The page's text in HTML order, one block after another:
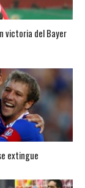
victoria del Bayer
extingue